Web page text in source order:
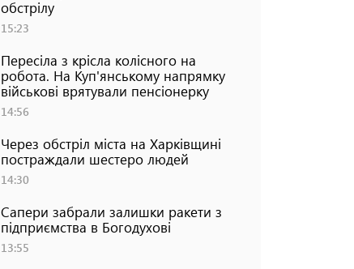
обстрілу
15:23
Пересіла з крісла колісного на
робота. На Куп'янському напрямку
військові врятували пенсіонерку
14:56
Через обстріл міста на Харківщині
постраждали шестеро людей
14:30
Сапери забрали залишки ракети з
підприємства в Богодухові
13:55